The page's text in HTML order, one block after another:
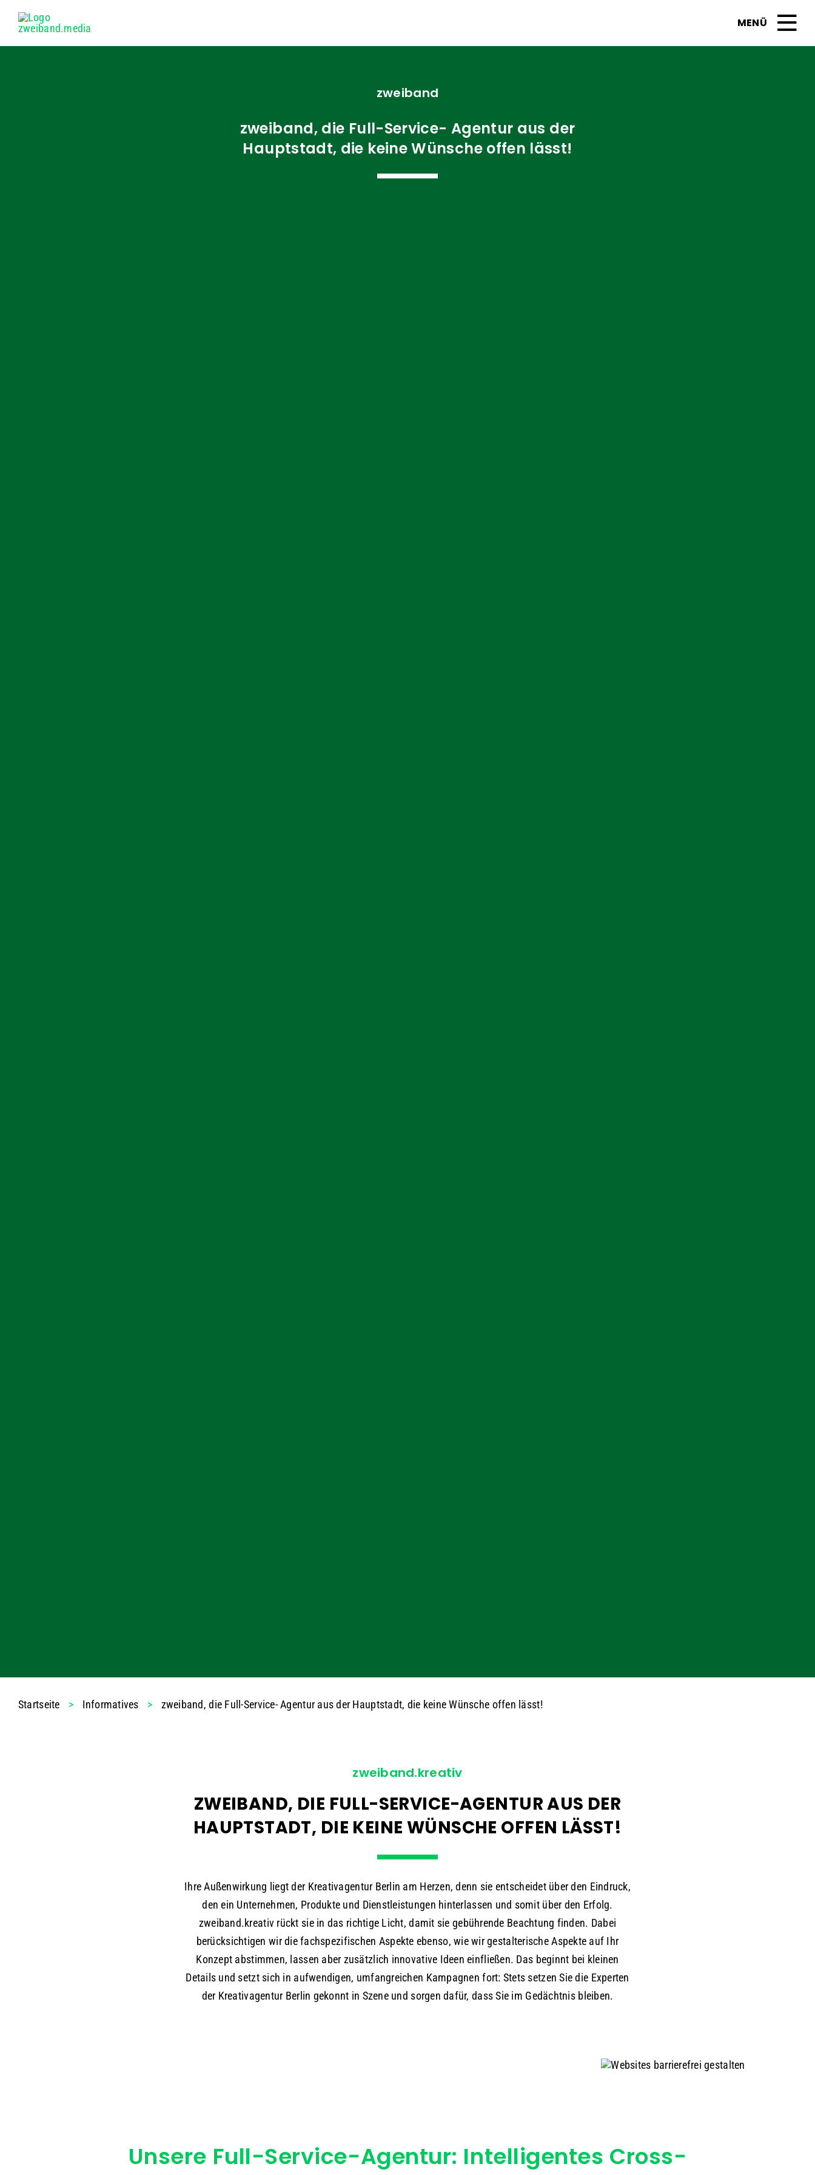
Inhalt
springen
zweiband
zweiband, die Full-Service- Agentur aus der
Hauptstadt, die keine Wünsche offen lässt!
Startseite > Informatives > zweiband, die Full-Service- Agentur aus der Hauptstadt, die keine Wünsche offen lässt!
zweiband.kreativ
ZWEIBAND, DIE FULL-SERVICE-AGENTUR AUS DER
HAUPTSTADT, DIE KEINE WÜNSCHE OFFEN LÄSST!
Ihre Außenwirkung liegt der Kreativagentur Berlin am Herzen, denn sie entscheidet über den Eindruck,
den ein Unternehmen, Produkte und Dienstleistungen hinterlassen und somit über den Erfolg.
zweiband.kreativ rückt sie in das richtige Licht, damit sie gebührende Beachtung finden. Dabei
berücksichtigen wir die fachspezifischen Aspekte ebenso, wie wir gestalterische Aspekte auf Ihr
Konzept abstimmen, lassen aber zusätzlich innovative Ideen einfließen. Das beginnt bei kleinen
Details und setzt sich in aufwendigen, umfangreichen Kampagnen fort: Stets setzen Sie die Experten
der Kreativagentur Berlin gekonnt in Szene und sorgen dafür, dass Sie im Gedächtnis bleiben.